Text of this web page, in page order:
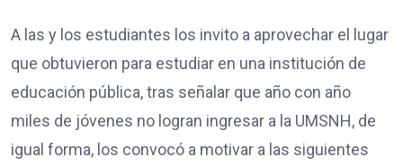
A las y los estudiantes los invito a aprovechar el lugar
que obtuvieron para estudiar en una institución de
educación pública, tras señalar que año con año
miles de jóvenes no logran ingresar a la UMSNH, de
igual forma, los convocó a motivar a las siguientes